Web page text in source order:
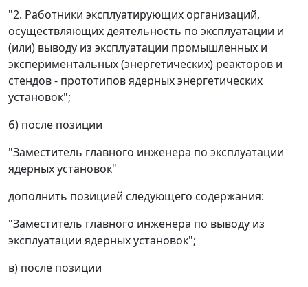
"2. Работники эксплуатирующих организаций,
осуществляющих деятельность по эксплуатации и
(или) выводу из эксплуатации промышленных и
экспериментальных (энергетических) реакторов и
стендов - прототипов ядерных энергетических
установок";
б) после позиции
"Заместитель главного инженера по эксплуатации
ядерных установок"
дополнить позицией следующего содержания:
"Заместитель главного инженера по выводу из
эксплуатации ядерных установок";
в) после позиции